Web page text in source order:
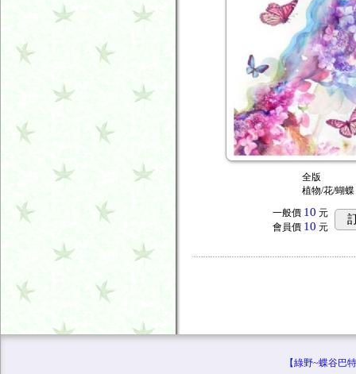
全版
植物/花/蝴蝶
一般價 10 元
會員價 10 元
【綠野~蝶谷巴